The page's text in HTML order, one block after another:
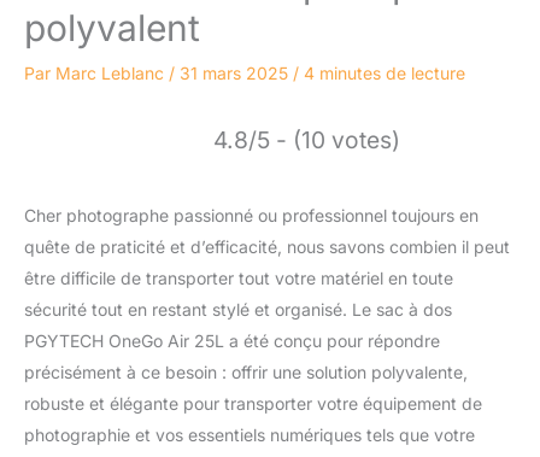
polyvalent
Par Marc Leblanc / 31 mars 2025 / 4 minutes de lecture
4.8/5 - (10 votes)
Cher photographe passionné ou professionnel toujours en
quête de praticité et d’efficacité, nous savons combien il peut
être difficile de transporter tout votre matériel en toute
sécurité tout en restant stylé et organisé. Le sac à dos
PGYTECH OneGo Air 25L a été conçu pour répondre
précisément à ce besoin : offrir une solution polyvalente,
robuste et élégante pour transporter votre équipement de
photographie et vos essentiels numériques tels que votre